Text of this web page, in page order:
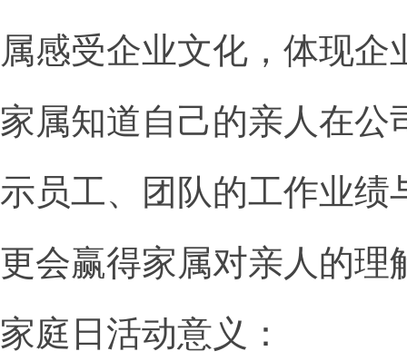
属感受企业文化，体现
家属知道自己的亲人在公
示员工、团队的工作业绩
更会赢得家属对亲人的理
家庭日活动意义：